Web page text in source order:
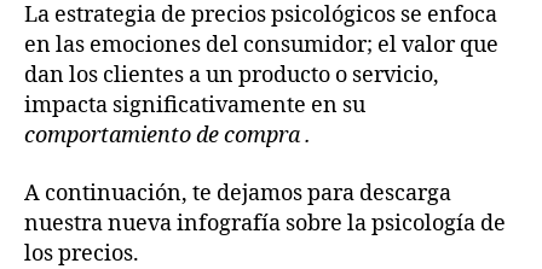
La estrategia de precios psicológicos se enfoca
en las emociones del consumidor; el valor que
dan los clientes a un producto o servicio,
impacta significativamente en su
comportamiento de compra .
A continuación, te dejamos para descarga
nuestra nueva infografía sobre la psicología de
los precios.